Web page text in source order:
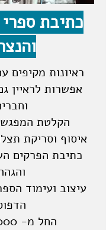
כתיבת ספרי
ראיונות מקיפים
אפשרות לראיין
הקלטת
איסוף וסריקת
כתיבת הפרקים
עיצוב ועימוד
החל מ- 30,000 ₪